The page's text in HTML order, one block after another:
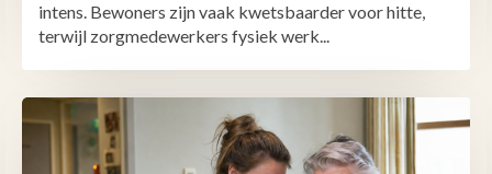
intens. Bewoners zijn vaak kwetsbaarder voor hitte,
terwijl zorgmedewerkers fysiek werk...